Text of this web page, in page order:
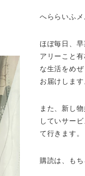
へららいふメ
ほぼ毎日、
アリーこと
な生活をめぜ
お届けします
また、新し
していサー
て行きます。
購読は、もち